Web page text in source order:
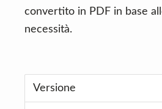
convertito in PDF in base
necessità.
Versione